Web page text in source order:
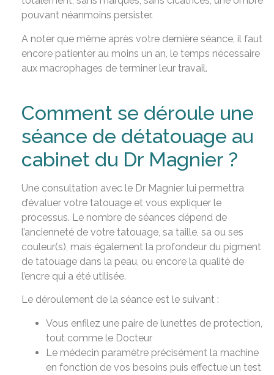
pouvant néanmoins persister.
A noter que même après votre dernière séance, il faut
encore patienter au moins un an, le temps nécessaire
aux macrophages de terminer leur travail.
Comment se déroule une
séance de détatouage au
cabinet du Dr Magnier ?
Une consultation avec le Dr Magnier lui permettra
d’évaluer votre tatouage et vous expliquer le
processus. Le nombre de séances dépend de
l’ancienneté de votre tatouage, sa taille, sa ou ses
couleur(s), mais également la profondeur du pigment
de tatouage dans la peau, ou encore la qualité de
l’encre qui a été utilisée.
Le déroulement de la séance est le suivant :
Vous enfilez une paire de lunettes de protection,
tout comme le Docteur
Le médecin paramètre précisément la machine
en fonction de vos besoins puis effectue un test